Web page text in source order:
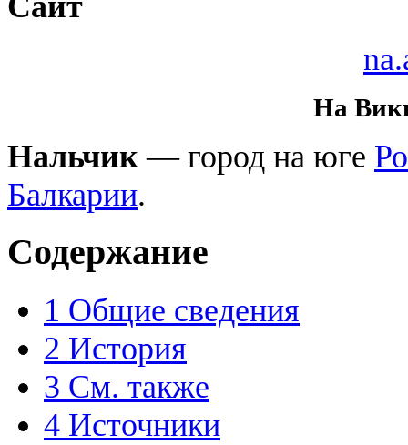
На
Нальчик — город на юге
Балкарии.
Содержание
1 Общие сведения
2 История
3 См. также
4 Источники